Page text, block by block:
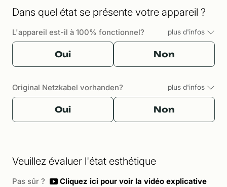
Dans quel état se présente votre appareil ?
L'appareil est-il à 100% fonctionnel? plus d'infos
Oui Non
Original Netzkabel vorhanden? plus d'infos
Oui Non
Veuillez évaluer l'état esthétique
Pas sûr ?
Cliquez ici pour voir la vidéo explicative